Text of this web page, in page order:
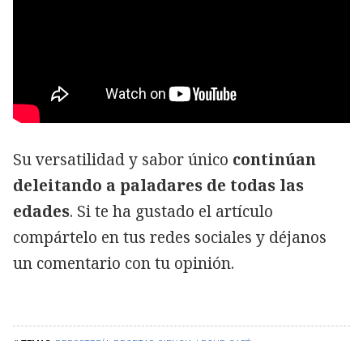
Su versatilidad y sabor único continúan
deleitando a paladares de todas las
edades. Si te ha gustado el artículo
compártelo en tus redes sociales y déjanos
un comentario con tu opinión.